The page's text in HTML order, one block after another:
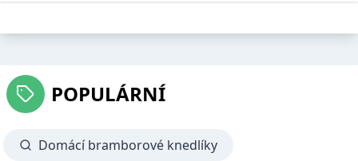
POPULÁRNÍ
Domácí bramborové knedlíky